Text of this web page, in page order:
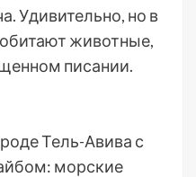
Удивительно, но в
животные,
писании.
Тель-Авива с
морские